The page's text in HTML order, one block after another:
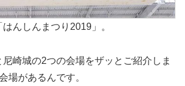
んしんまつり2019」。
崎城の2つの会場をザッとご紹介しま
場があるんです。